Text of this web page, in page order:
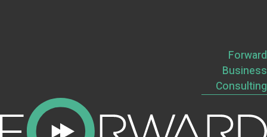
Forward
Business
Consulting